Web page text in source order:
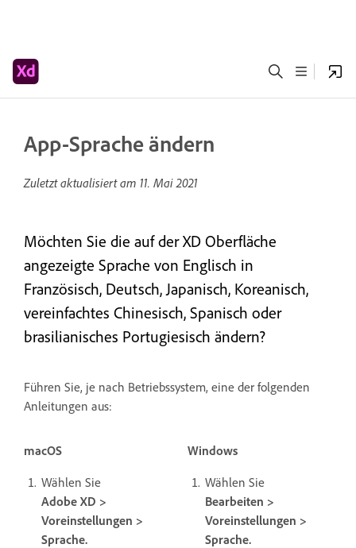
App-Sprache ändern
Zuletzt aktualisiert am 11. Mai 2021
Möchten Sie die auf der XD Oberfläche
angezeigte Sprache von Englisch in
Französisch, Deutsch, Japanisch, Koreanisch,
vereinfachtes Chinesisch, Spanisch oder
brasilianisches Portugiesisch ändern?
Führen Sie, je nach Betriebssystem, eine der folgenden
Anleitungen aus:
macOS
Wählen Sie
Adobe XD >
Voreinstellungen >
Sprache.
Windows
Wählen Sie
Bearbeiten >
Voreinstellungen >
Sprache.